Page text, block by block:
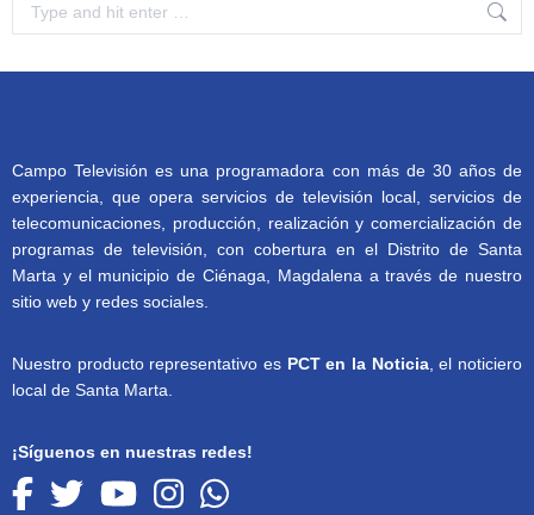
Campo Televisión es una programadora con más de 30 años de
experiencia, que opera servicios de televisión local, servicios de
telecomunicaciones, producción, realización y comercialización de
programas de televisión, con cobertura en el Distrito de Santa
Marta y el municipio de Ciénaga, Magdalena a través de nuestro
sitio web y redes sociales.
Nuestro producto representativo es PCT en la Noticia, el noticiero
local de Santa Marta.
¡Síguenos en nuestras redes!